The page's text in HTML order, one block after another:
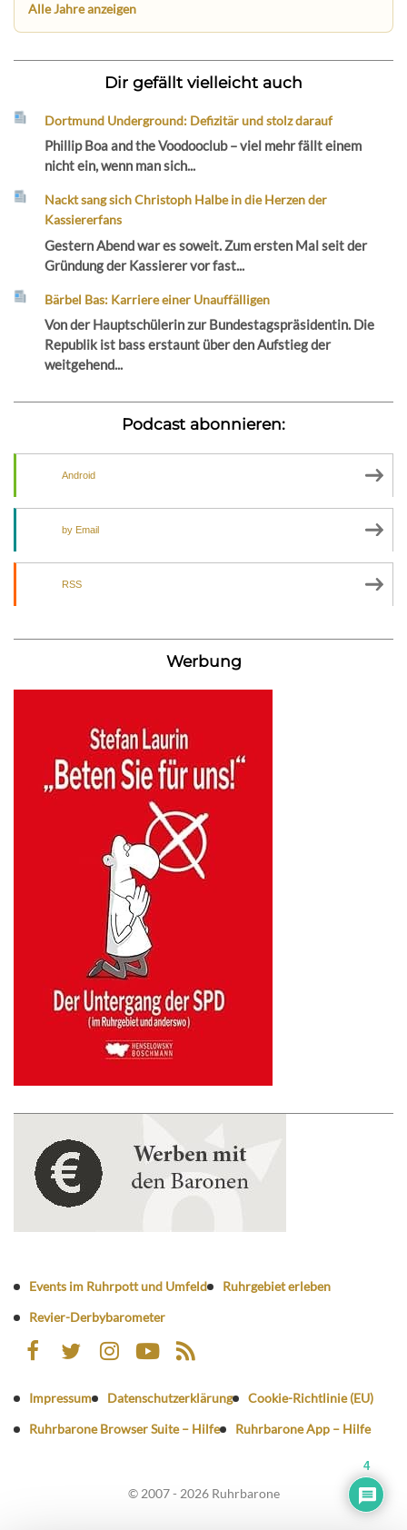
Alle Jahre anzeigen
Dir gefällt vielleicht auch
Dortmund Underground: Defizitär und stolz darauf
Phillip Boa and the Voodooclub – viel mehr fällt einem
nicht ein, wenn man sich...
Nackt sang sich Christoph Halbe in die Herzen der
Kassiererfans
Gestern Abend war es soweit. Zum ersten Mal seit der
Gründung der Kassierer vor fast...
Bärbel Bas: Karriere einer Unauffälligen
Von der Hauptschülerin zur Bundestagspräsidentin. Die
Republik ist bass erstaunt über den Aufstieg der
weitgehend...
Podcast abonnieren:
Android
by Email
RSS
Werbung
Events im Ruhrpott und Umfeld
Ruhrgebiet erleben
Revier-Derbybarometer
Impressum Datenschutzerklärung
Cookie-Richtlinie (EU)
Ruhrbarone Browser Suite – Hilfe
Ruhrbarone App – Hilfe
© 2007 - 2026 Ruhrbarone
4